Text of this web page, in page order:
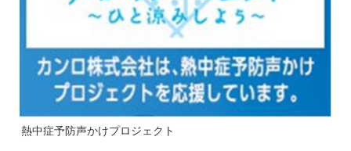
熱中症予防声かけプロジェクト